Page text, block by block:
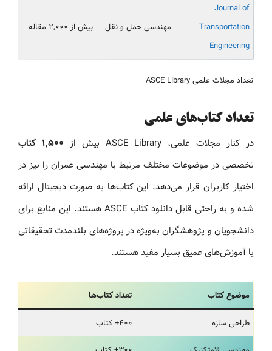
Journal of
Transportation
Engineering
مهندسی حمل و نقل بیش از ۲,۰۰۰ مقاله
تعداد مجلات علمی ASCE Library
تعداد کتاب‌های علمی
در کنار مجلات علمی، ASCE Library بیش از
۱,۵۰۰ کتاب
تخصصی در موضوعات مختلف مرتبط با مهندسی عمران را نیز در
اختیار کاربران قرار می‌دهد. این کتاب‌ها به صورت دیجیتال ارائه
شده و به راحتی قابل دانلود کتاب ASCE هستند. این منابع برای
دانشجویان و پژوهشگران به‌ویژه در پروژه‌های بلندمدت تحقیقاتی
یا آموزش‌های عمیق بسیار مفید هستند.
موضوع کتاب تعداد کتاب‌ها
طراحی سازه ۴۰۰+ کتاب